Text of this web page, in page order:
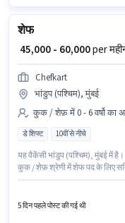
शेफ
₹ 45,000 - 60,000per
Chefkart
भांडुप (पश्चिम), मुंबई
कुक / शेफ़ में 0 - 6 वर्षो का
डे शिफ्ट 10वीं से नीचे
यह वैकेंसी भांडुप (पश्चिम), मुंबई में
कुक / शेफ़ श्रेणी में शेफ पद के लिए
10वीं से नीचे योग्यता वाले
5 दिन पहले पोस्ट की गई थी